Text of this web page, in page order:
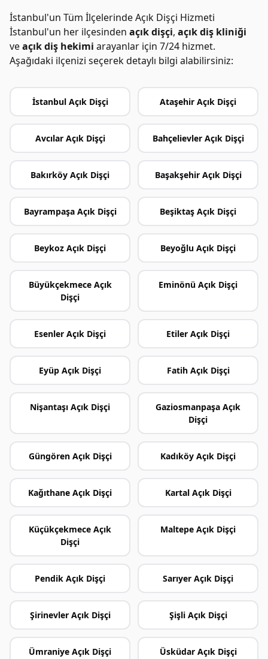
İstanbul'un Tüm İlçelerinde Açık Dişçi Hizmeti
İstanbul'un her ilçesinden açık dişçi, açık diş kliniği
veaçık diş hekimi arayanlar için 7/24 hizmet.
Aşağıdaki ilçenizi seçerek detaylı bilgi alabilirsiniz:
İstanbul Açık Dişçi Ataşehir Açık Dişçi
Avcılar Açık Dişçi Bahçelievler Açık Dişçi
Bakırköy Açık Dişçi Başakşehir Açık Dişçi
Bayrampaşa Açık Dişçi Beşiktaş Açık Dişçi
Beykoz Açık Dişçi Beyoğlu Açık Dişçi
Büyükçekmece Açık
Dişçi
Eminönü Açık Dişçi
Esenler Açık Dişçi Etiler Açık Dişçi
Eyüp Açık Dişçi Fatih Açık Dişçi
Nişantaşı Açık Dişçi
Gaziosmanpaşa Açık
Dişçi
Güngören Açık Dişçi Kadıköy Açık Dişçi
Kağıthane Açık Dişçi Kartal Açık Dişçi
Küçükçekmece Açık
Dişçi
Maltepe Açık Dişçi
Pendik Açık Dişçi Sarıyer Açık Dişçi
Şirinevler Açık Dişçi Şişli Açık Dişçi
Ümraniye Açık Dişçi Üsküdar Açık Dişçi